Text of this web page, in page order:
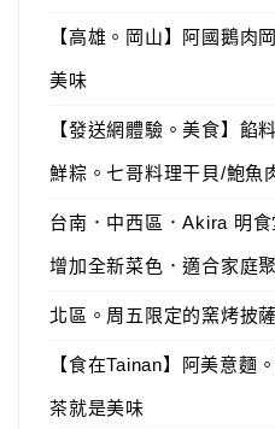
【高雄。岡山】阿國鵝肉
美味
【發送網體驗。美食】餡
鮮粽。七哥料理干貝/鮑魚
台南．中西區．Akira 明食
增加全新菜色．適合家庭
北區。周五限定的窯烤披
【食在Tainan】阿美意麵
茶就是美味